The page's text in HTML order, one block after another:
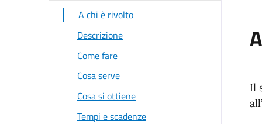
A chi è rivolto
Descrizione
Come fare
Cosa serve
Cosa si ottiene
Tempi e scadenze
Il